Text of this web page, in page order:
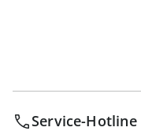
Service-Hotline